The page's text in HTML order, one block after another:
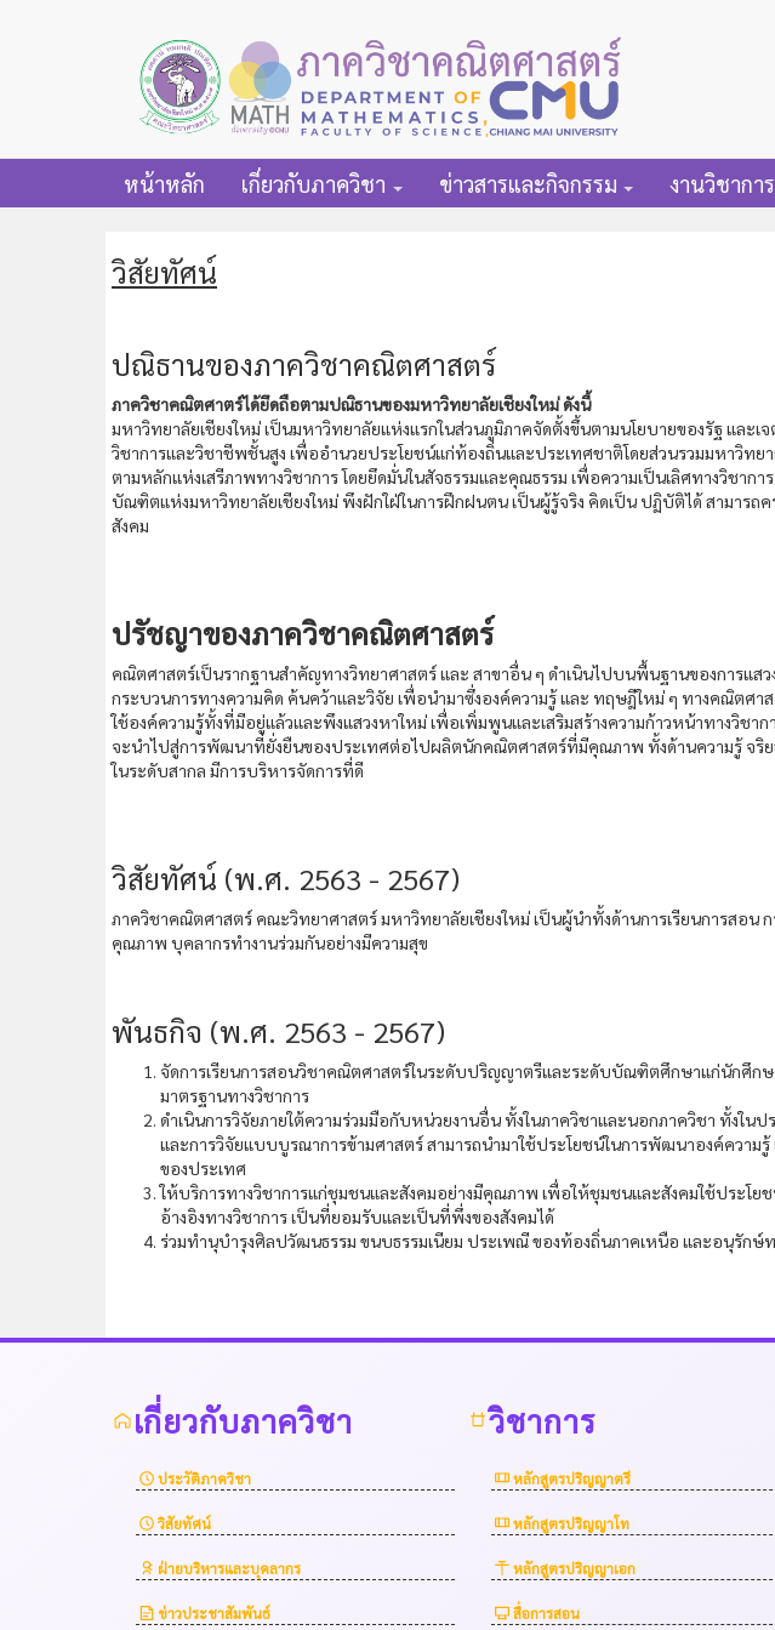
หน้าหลัก เกี่ยวกับภาควิชา ข่าวสารและกิจกรรม งานวิชาการ
วิสัยทัศน์
ปณิธานของภาควิชาคณิตศาสตร์
ภาควิชาคณิตศาตร์ได้ยึดถือตามปณิธานของมหาวิทยาลัยเชียงใหม่ ดังนี้
มหาวิทยาลัยเชียงใหม่ เป็นมหาวิทยาลัยแห่งแรกในส่วนภูมิภาคจัดตั้งขึ้นตามนโยบายของรัฐ และ
วิชาการและวิชาชีพชั้นสูง เพื่ออำนวยประโยชน์แก่ท้องถิ่นและประเทศชาติโดยส่วนรวมมหาวิท
ตามหลักแห่งเสรีภาพทางวิชาการ โดยยึดมั่นในสัจธรรมและคุณธรรม เพื่อความเป็นเลิศทางวิชา
บัณฑิตแห่งมหาวิทยาลัยเชียงใหม่ พึงฝักใฝ่ในการฝึกฝนตน เป็นผู้รู้จริง คิดเป็น ปฏิบัติได้ สามารถ
สังคม
ปรัชญาของภาควิชาคณิตศาสตร์
คณิตศาสตร์เป็นรากฐานสำคัญทางวิทยาศาสตร์ และ สาขาอื่น ๆ ดำเนินไปบนพื้นฐานของการแส
กระบวนการทางความคิด ค้นคว้าและวิจัย เพื่อนำมาซึ่งองค์ความรู้ และ ทฤษฎีใหม่ ๆ ทางคณิตศ
ใช้องค์ความรู้ทั้งที่มีอยู่แล้วและพึงแสวงหาใหม่ เพื่อเพิ่มพูนและเสริมสร้างความก้าวหน้าทางวิชา
จะนำไปสู่การพัฒนาที่ยั่งยืนของประเทศต่อไปผลิตนักคณิตศาสตร์ที่มีคุณภาพ ทั้งด้านความรู้ จริ
ในระดับสากล มีการบริหารจัดการที่ดี
วิสัยทัศน์ (พ.ศ. 2563 - 2567)
ภาควิชาคณิตศาสตร์ คณะวิทยาศาสตร์ มหาวิทยาลัยเชียงใหม่ เป็นผู้นำทั้งด้านการเรียนการสอน
คุณภาพ บุคลากรทำงานร่วมกันอย่างมีความสุข
พันธกิจ (พ.ศ. 2563 - 2567)
จัดการเรียนการสอนวิชาคณิตศาสตร์ในระดับปริญญาตรีและระดับบัณฑิตศึกษาแก่นักศึก
มาตรฐานทางวิชาการ
ดำเนินการวิจัยภายใต้ความร่วมมือกับหน่วยงานอื่น ทั้งในภาควิชาและนอกภาควิชา ทั้งในป
และการวิจัยแบบบูรณาการข้ามศาสตร์ สามารถนำมาใช้ประโยชน์ในการพัฒนาองค์ความรู้
ของประเทศ
ให้บริการทางวิชาการแก่ชุมชนและสังคมอย่างมีคุณภาพ เพื่อให้ชุมชนและสังคมใช้ประโย
อ้างอิงทางวิชาการ เป็นที่ยอมรับและเป็นที่พึ่งของสังคมได้
ร่วมทำนุบำรุงศิลปวัฒนธรรม ขนบธรรมเนียม ประเพณี ของท้องถิ่นภาคเหนือ และอนุรักษ์
เกี่ยวกับภาควิชา
ประวัติภาควิชา
วิสัยทัศน์
ฝ่ายบริหารและบุคลากร
ข่าวประชาสัมพันธ์
วิชาการ
หลักสูตรปริญญาตรี
หลักสูตรปริญญาโท
หลักสูตรปริญญาเอก
สื่อการสอน